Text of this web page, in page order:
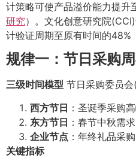
计策略可使产品溢价能力提升
研究）。文化创意研究院
计验证周期至原有时间的48%
规律一：节日采购
三级时间模型 节日采购委员会
西方节日 ：圣诞季采购
东方节日 ：春节中秋需求
企业节点 ：年终礼品采购
关键指标